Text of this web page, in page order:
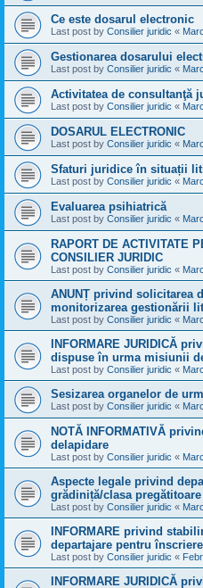
Ce este dosarul electronic
Last post by Consilier juridic «
Gestionarea dosarului
Last post by Consilier juridic «
Activitatea de consultanţă
Last post by Consilier juridic «
DOSARUL ELECTRONIC
Last post by Consilier juridic «
Sfaturi juridice în situații
Last post by Consilier juridic «
Evaluarea psihiatrică
Last post by Consilier juridic «
RAPORT DE ACTIVITATE
CONSILIER JURIDIC
Last post by Consilier juridic «
ANUNȚ privind solicitarea
monitorizarea gestionării
Last post by Consilier juridic «
INFORMARE JURIDICĂ
dispuse în urma misiunii
Last post by Consilier juridic «
Sesizarea organelor de
Last post by Consilier juridic «
NOTĂ INFORMATIVĂ
delapidare
Last post by Consilier juridic «
Aspecte legale privind
grădiniță/clasa pregătitoare
Last post by Consilier juridic «
INFORMARE privind
departajare pentru
Last post by Consilier juridic «
INFORMARE JURIDICĂ